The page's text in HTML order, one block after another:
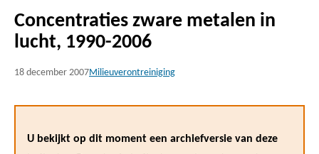
Kruimelpad
Concentraties zware metalen in
lucht, 1990-2006
18 december 2007Milieuverontreiniging
U bekijkt op dit moment een archiefversie van deze